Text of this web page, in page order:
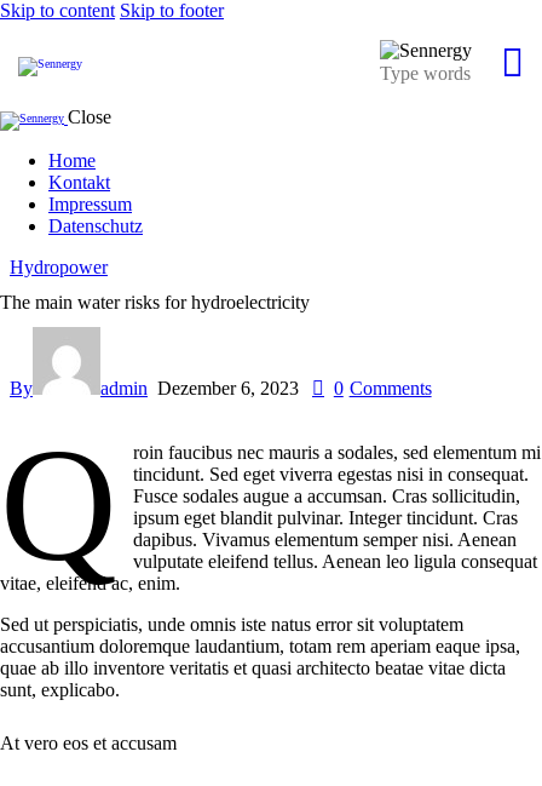
Skip to content Skip to footer
Close
Home
Kontakt
Impressum
Datenschutz
Hydropower
The main water risks for hydroelectricity
By admin Dezember 6, 2023 0 Comments
Q
roin faucibus nec mauris a sodales, sed elementum mi
tincidunt. Sed eget viverra egestas nisi in consequat.
Fusce sodales augue a accumsan. Cras sollicitudin,
ipsum eget blandit pulvinar. Integer tincidunt. Cras
dapibus. Vivamus elementum semper nisi. Aenean
vulputate eleifend tellus. Aenean leo ligula consequat
vitae, eleifend ac, enim.
Sed ut perspiciatis, unde omnis iste natus error sit voluptatem
accusantium doloremque laudantium, totam rem aperiam eaque ipsa,
quae ab illo inventore veritatis et quasi architecto beatae vitae dicta
sunt, explicabo.
At vero eos et accusam